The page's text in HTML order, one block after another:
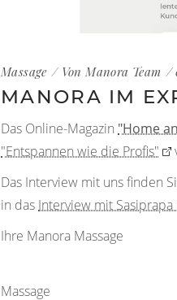
Massage Von Manora Team
MANORA IM
Das Online-Magazin "Home
"Entspannen wie die Profis"
Das Interview mit uns finden
in dasInterview mit Sasiprapa
Ihre Manora Massage
Massage